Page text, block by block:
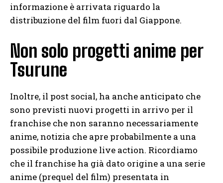
informazione è arrivata riguardo la
distribuzione del film fuori dal Giappone.
Non solo progetti anime per
Tsurune
Inoltre, il post social, ha anche anticipato che
sono previsti nuovi progetti in arrivo per il
franchise che non saranno necessariamente
anime, notizia che apre probabilmente a una
possibile produzione live action. Ricordiamo
che il franchise ha già dato origine a una serie
anime (prequel del film) presentata in